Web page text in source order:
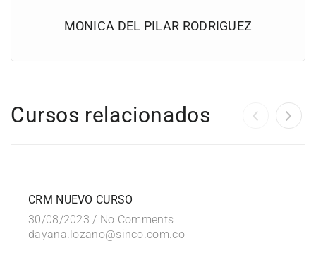
MONICA DEL PILAR RODRIGUEZ
Cursos relacionados
CRM NUEVO CURSO
30/08/2023 / No Comments
dayana.lozano@sinco.com.co